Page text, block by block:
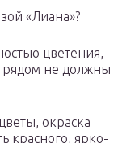
«Лиана»?
цветения,
рядом не должны
окраска
красного, ярко-